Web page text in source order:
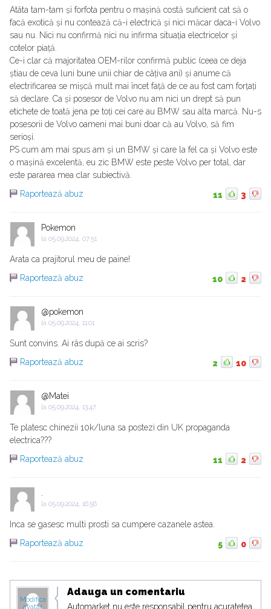
Atâta tam-tam și forfota pentru o mașină costă suficient cat să o
facă exotică și nu contează că-i electrică și nici măcar daca-i Volvo
sau nu. Nici nu confirmă nici nu infirma situația electricelor și
cotelor piață.
Ce-i clar că majoritatea OEM-rilor confirmă public (ceea ce deja
știau de ceva luni bune unii chiar de câțiva ani) și anume că
electrificarea se mișcă mult mai încet față de ce au fost cam forțați
să declare. Ca și posesor de Volvo nu am nici un drept să pun
etichete de toată jena pe toți cei care au BMW sau alta marcă. Nu-s
posesorii de Volvo oameni mai buni doar că au Volvo, să fim
serioși.
PS cum am mai spus am și un BMW și care la fel ca și Volvo este
o mașină excelentă, eu zic BMW este peste Volvo per total, dar
este pararea mea clar subiectivă.
Raportează abuz
11 3
Pokemon
la 05.09.2024, 07:51
Arata ca prajitorul meu de paine!
Raportează abuz
10 2
@pokemon
la 05.09.2024, 11:01
Sunt convins. Ai râs după ce ai scris?
Raportează abuz
2 10
@Matei
la 05.09.2024, 13:47
Te platesc chinezii 10k/luna sa postezi din UK propaganda
electrica???
Raportează abuz
11 2
la 05.09.2024, 16:56
Inca se gasesc multi prosti sa cumpere cazanele astea.
Raportează abuz
5 0
Modifica
avatar
Adauga un comentariu
Automarket nu este responsabil pentru acuratetea